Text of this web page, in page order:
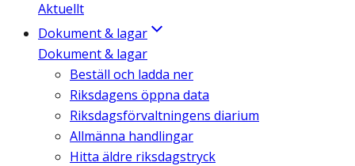
Aktuellt
Dokument & lagar
Dokument & lagar
Beställ och ladda ner
Riksdagens öppna data
Riksdagsförvaltningens diarium
Allmänna handlingar
Hitta äldre riksdagstryck